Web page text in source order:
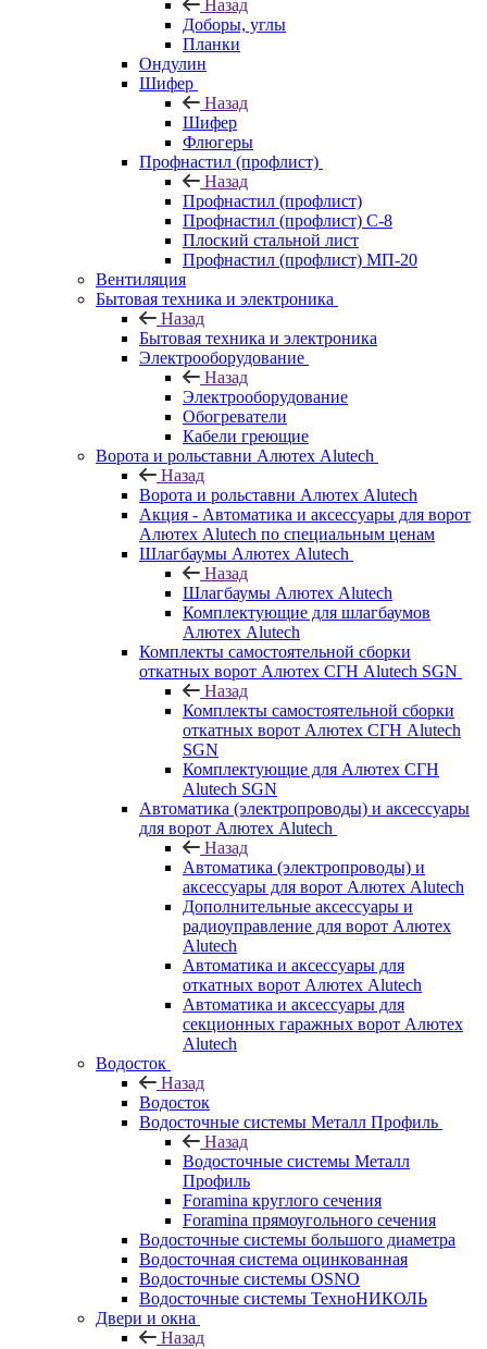
Назад
Доборы, углы
Планки
Ондулин
Шифер
Назад
Шифер
Флюгеры
Профнастил (профлист)
Назад
Профнастил (профлист)
Профнастил (профлист) С-8
Плоский стальной лист
Профнастил (профлист) МП-20
Вентиляция
Бытовая техника и электроника
Назад
Бытовая техника и электроника
Электрооборудование
Назад
Электрооборудование
Обогреватели
Кабели греющие
Ворота и рольставни Алютех Alutech
Назад
Ворота и рольставни Алютех Alutech
Акция - Автоматика и аксессуары для ворот
Алютех Alutech по специальным ценам
Шлагбаумы Алютех Alutech
Назад
Шлагбаумы Алютех Alutech
Комплектующие для шлагбаумов
Алютех Alutech
Комплекты самостоятельной сборки
откатных ворот Алютех СГН Alutech SGN
Назад
Комплекты самостоятельной сборки
откатных ворот Алютех СГН Alutech
SGN
Комплектующие для Алютех СГН
Alutech SGN
Автоматика (электропроводы) и аксессуары
для ворот Алютех Alutech
Назад
Автоматика (электропроводы) и
аксессуары для ворот Алютех Alutech
Дополнительные аксессуары и
радиоуправление для ворот Алютех
Alutech
Автоматика и аксессуары для
откатных ворот Алютех Alutech
Автоматика и аксессуары для
секционных гаражных ворот Алютех
Alutech
Водосток
Назад
Водосток
Водосточные системы Металл Профиль
Назад
Водосточные системы Металл
Профиль
Foramina круглого сечения
Foramina прямоугольного сечения
Водосточные системы большого диаметра
Водосточная система оцинкованная
Водосточные системы OSNO
Водосточные системы ТехноНИКОЛЬ
Двери и окна
Назад